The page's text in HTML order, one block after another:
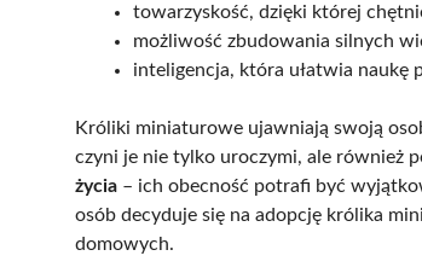
towarzyskość, dzięki której
możliwość zbudowania silnych
inteligencja, która ułatwia naukę
Króliki miniaturowe ujawniają swoją
czyni je nie tylko uroczymi, ale również
życia – ich obecność potrafi być
osób decyduje się na adopcję królika
domowych.